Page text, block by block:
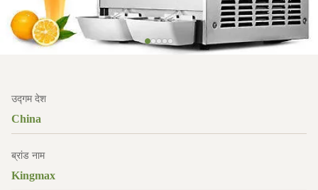
उद्गम देश
China
ब्रांड नाम
Kingmax